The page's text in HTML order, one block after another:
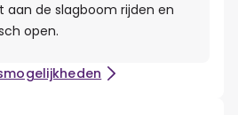
aan de slagboom rijden en
open.